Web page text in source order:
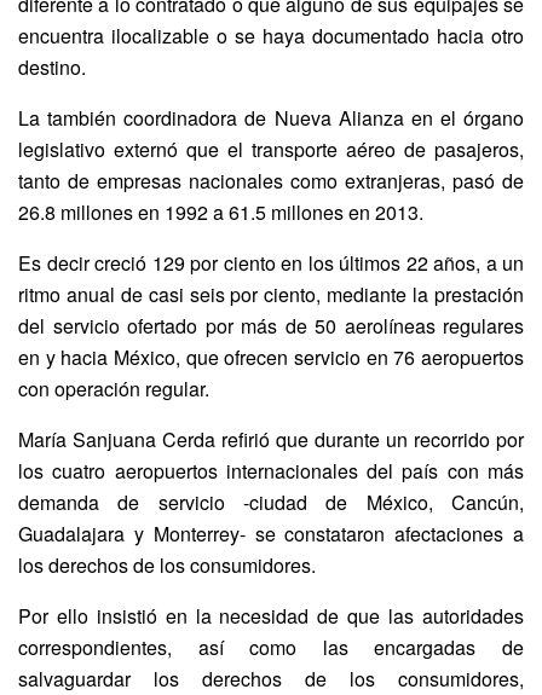
encuentra ilocalizable o se haya documentado hacia otro
destino.
La también coordinadora de Nueva Alianza en el órgano
legislativo externó que el transporte aéreo de pasajeros,
tanto de empresas nacionales como extranjeras, pasó de
26.8 millones en 1992 a 61.5 millones en 2013.
Es decir creció 129 por ciento en los últimos 22 años, a un
ritmo anual de casi seis por ciento, mediante la prestación
del servicio ofertado por más de 50 aerolíneas regulares
en y hacia México, que ofrecen servicio en 76 aeropuertos
con operación regular.
María Sanjuana Cerda refirió que durante un recorrido por
los cuatro aeropuertos internacionales del país con más
demanda de servicio -ciudad de México, Cancún,
Guadalajara y Monterrey- se constataron afectaciones a
los derechos de los consumidores.
Por ello insistió en la necesidad de que las autoridades
correspondientes, así como las encargadas de
salvaguardar los derechos de los consumidores,